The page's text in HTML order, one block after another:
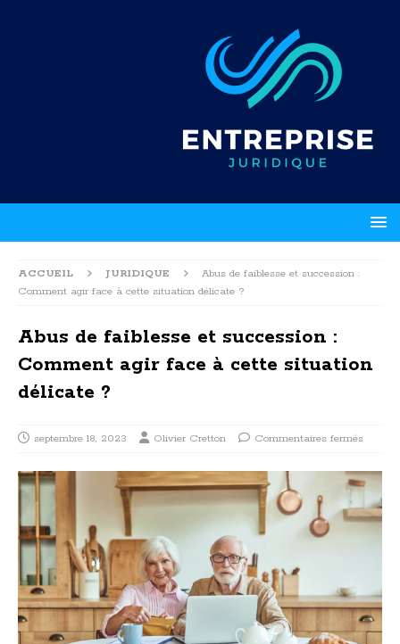
ACCUEIL JURIDIQUE
Abus de faiblesse et succession :
Comment agir face à cette situation délicate ?
Abus de faiblesse et succession :
Comment agir face à cette situation
délicate ?
septembre 18, 2023 Olivier Cretton Commentaires fermés